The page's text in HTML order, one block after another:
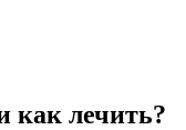
как лечить?